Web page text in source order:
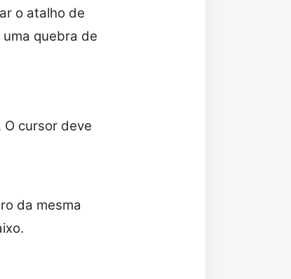
o atalho de
quebra de
cursor deve
da mesma